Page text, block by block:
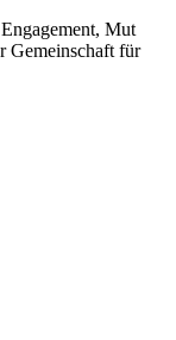
Mut
Gemeinschaft für